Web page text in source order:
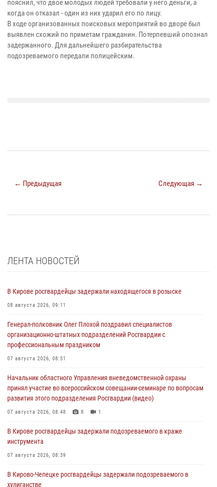
пояснил, что двое молодых людей требовали у него деньги, а
когда он отказал - один из них ударил его по лицу.
В ходе организованных поисковых мероприятий во дворе был
выявлен схожий по приметам гражданин. Потерпевший опознал
задержанного. Для дальнейшего разбирательства
подозреваемого передали полицейским.
← Предыдущая Следующая →
ЛЕНТА НОВОСТЕЙ
В Кирове росгвардейцы задержали находящегося в розыске
08 августа 2026, 09:11
Генерал-полковник Олег Плохой поздравил специалистов
организационно-штатных подразделений Росгвардии с
профессиональным праздником
07 августа 2026, 08:51
Начальник областного Управления вневедомственной охраны
принял участие во всероссийском совещании-семинаре по вопросам
развития этого подразделения Росгвардии (видео)
07 августа 2026, 08:48 8 1
В Кирове росгвардейцы задержали подозреваемого в краже
инструмента
07 августа 2026, 08:39
В Кирово-Чепецке росгвардейцы задержали подозреваемого в
хулиганстве